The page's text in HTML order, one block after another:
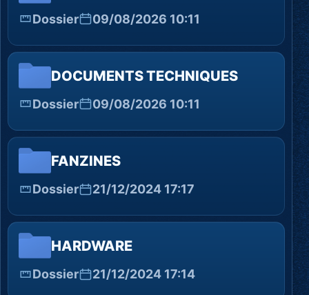
Dossier 09/08/2026 10:11
DOCUMENTS TECHNIQUES
Dossier 09/08/2026 10:11
FANZINES
Dossier 21/12/2024 17:17
HARDWARE
Dossier 21/12/2024 17:14